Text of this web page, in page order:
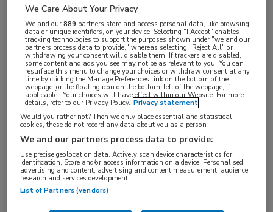
op ruime afstand van de papilla major, een
sessiele adenomateus-ogende laesie gezien. De
laesie lag over een plooi gedrapeerd en besloeg
de helft van circumferentie, waarbij de geschatte
grootte circa 4 bij 3 centimeter was (figuur 1). De
biopten toonden een tubulovilleus adenoom met
laaggradige dysplasie. De klachten die aanleiding
gaven tot het verrichten van de gastroscopie
konden echter niet verklaard worden door het
duodenumadenoom.
Er werd een coloscopie verricht ter uitsluiting van
We Care About Your Privacy
We and our889 partners store and access personal data, like browsing
data or unique identifiers, on your device. Selecting "I Accept" enables
tracking technologies to support the purposes shown under "we and our
partners process data to provide," whereas selecting "Reject All" or
withdrawing your consent will disable them. If trackers are disabled,
some content and ads you see may not be as relevant to you. You can
resurface this menu to change your choices or withdraw consent at any
time by clicking the Manage Preferences link on the bottom of the
webpage [or the floating icon on the bottom-left of the webpage, if
applicable]. Your choices will have effect within our Website. For more
details, refer to our Privacy Policy. Privacy statement
Would you rather not? Then we only place essential and statistical
cookies, these do not record any data about you as a person
We and our partners process data to provide:
Use precise geolocation data. Actively scan device characteristics for
identification. Store and/or access information on a device. Personalised
advertising and content, advertising and content measurement, audience
research and services development.
List of Partners (vendors)